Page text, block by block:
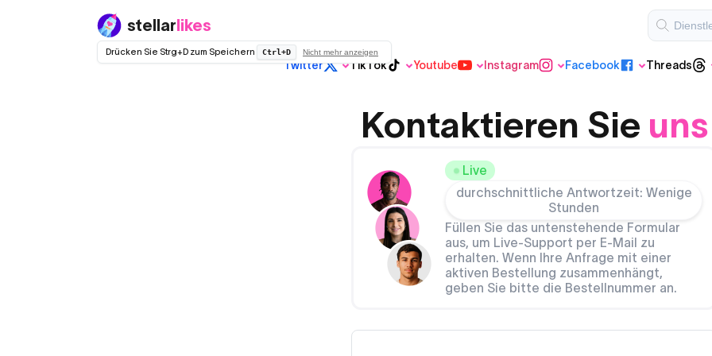
stellarlikes
Drücken Sie Strg+D zum Speichern Ctrl+D Nicht mehr anzeigen
Twitter TikTok
VIP TikTok
Youtube
Youtube Shorts
Instagram
VIP Instagram
Facebook Threads
Kontaktieren Sie uns
Live
durchschnittliche Antwortzeit: Wenige
Stunden
Füllen Sie das untenstehende Formular
aus, um Live-Support per E-Mail zu
erhalten. Wenn Ihre Anfrage mit einer
aktiven Bestellung zusammenhängt,
geben Sie bitte die Bestellnummer an.